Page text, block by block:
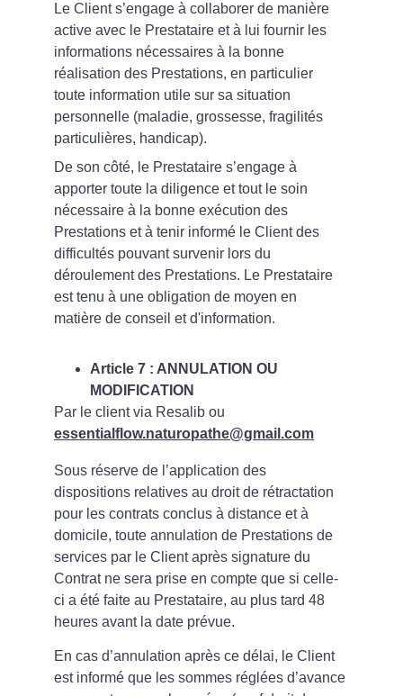
Le Client s’engage à collaborer de manière
active avec le Prestataire et à lui fournir les
informations nécessaires à la bonne
réalisation des Prestations, en particulier
toute information utile sur sa situation
personnelle (maladie, grossesse, fragilités
particulières, handicap).
De son côté, le Prestataire s’engage à
apporter toute la diligence et tout le soin
nécessaire à la bonne exécution des
Prestations et à tenir informé le Client des
difficultés pouvant survenir lors du
déroulement des Prestations. Le Prestataire
est tenu à une obligation de moyen en
matière de conseil et d'information.
Article 7 : ANNULATION OU
MODIFICATION
Par le client via Resalib ou
essentialflow.naturopathe@gmail.com
Sous réserve de l’application des
dispositions relatives au droit de rétractation
pour les contrats conclus à distance et à
domicile, toute annulation de Prestations de
services par le Client après signature du
Contrat ne sera prise en compte que si celle-
ci a été faite au Prestataire, au plus tard 48
heures avant la date prévue.
En cas d’annulation après ce délai, le Client
est informé que les sommes réglées d’avance